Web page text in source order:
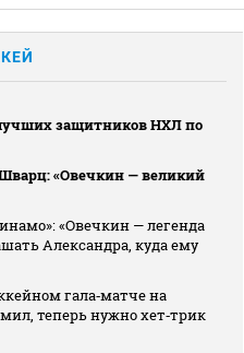
защитников НХЛ по
«Овечкин — великий
«Овечкин — легенда
Александра, куда ему
гала‑матче на
теперь нужно хет‑трик